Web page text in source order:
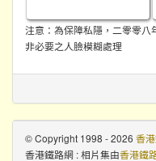
注意：為保障私隱，二零零
非必要之人臉模糊處理
© Copyright 1998 - 2026 香
香港鐵路網 : 相片集由香港鐵